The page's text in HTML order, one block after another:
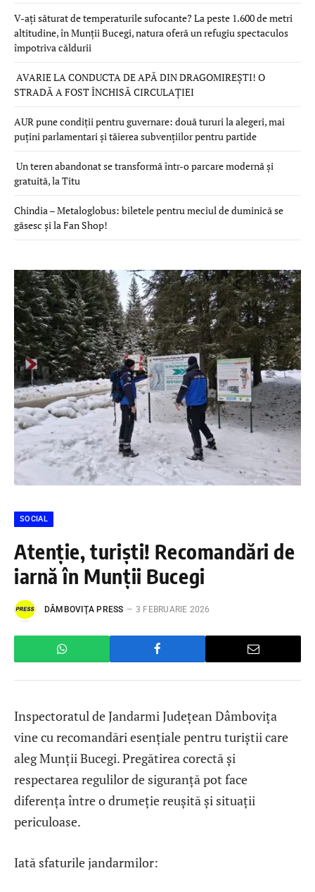
V-ați săturat de temperaturile sufocante? La peste 1.600 de metri
altitudine, în Munții Bucegi, natura oferă un refugiu spectaculos
împotriva căldurii
AVARIE LA CONDUCTA DE APĂ DIN DRAGOMIREȘTI! O
STRADĂ A FOST ÎNCHISĂ CIRCULAȚIEI
AUR pune condiții pentru guvernare: două tururi la alegeri, mai
puțini parlamentari și tăierea subvențiilor pentru partide
Un teren abandonat se transformă într-o parcare modernă și
gratuită, la Titu
Chindia – Metaloglobus: biletele pentru meciul de duminică se
găsesc și la Fan Shop!
SOCIAL
Atenție, turiști! Recomandări de
iarnă în Munții Bucegi
DÂMBOVIŢA PRESS 3 FEBRUARIE 2026
Inspectoratul de Jandarmi Județean Dâmbovița
vine cu recomandări esențiale pentru turiștii care
aleg Munții Bucegi. Pregătirea corectă și
respectarea regulilor de siguranță pot face
diferența între o drumeție reușită și situații
periculoase.
Iată sfaturile jandarmilor: